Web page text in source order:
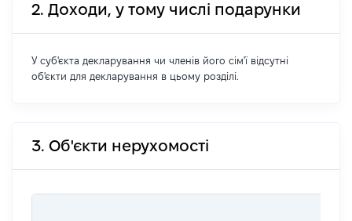
2. Доходи, у тому числі подарунки
У суб'єкта декларування чи членів його сім'ї відсутні
об'єкти для декларування в цьому розділі.
3. Об'єкти нерухомості